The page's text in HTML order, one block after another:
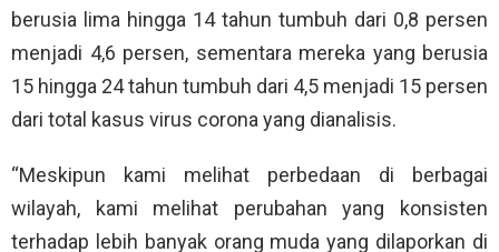
berusia lima hingga 14 tahun tumbuh dari 0,8 persen
menjadi 4,6 persen, sementara mereka yang berusia
15 hingga 24 tahun tumbuh dari 4,5 menjadi 15 persen
dari total kasus virus corona yang dianalisis.
“Meskipun kami melihat perbedaan di berbagai
wilayah, kami melihat perubahan yang konsisten
terhadap lebih banyak orang muda yang dilaporkan di